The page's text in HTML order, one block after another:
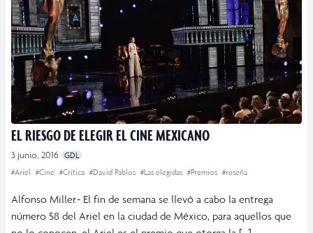
EL RIESGO DE ELEGIR EL CINE MEXICANO
3 junio, 2016 GDL
#Ariel #Cine #Crítica #David Pablos #Las elegidas #Premios #reseña
Alfonso Miller.- El fin de semana se llevó a cabo la entrega
número 58 del Ariel en la ciudad de México, para aquellos que